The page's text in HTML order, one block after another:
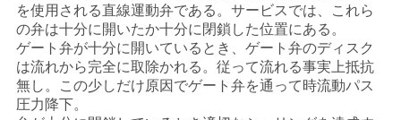
要
求
し
を使用される直線運動弁である。サービスでは、これら
の弁は十分に開いたか十分に閉鎖した位置にある。
ゲート弁が十分に開いているとき、ゲート弁のディスク
は流れから完全に取除かれる。従って流れる事実上抵抗
無し。この少しだけ原因でゲート弁を通って時流動パス
圧力降下。